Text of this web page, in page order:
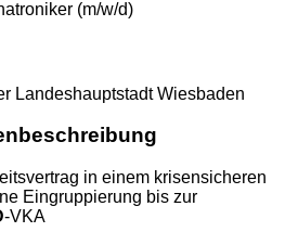
(m/w/d)
Landeshauptstadt Wiesbaden
in einem krisensicheren
Eingruppierung bis zur
-VKA